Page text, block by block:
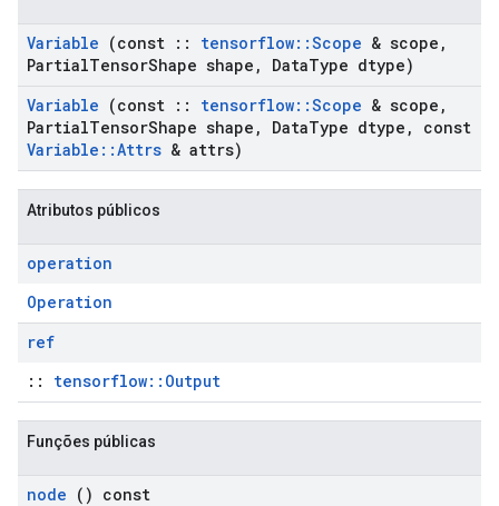
Variable (const :: tensorflow::Scope & scope ,
PartialTensorShape shape , DataType dtype)
Variable (const :: tensorflow::Scope & scope ,
PartialTensorShape shape , DataType dtype ,
const
Variable ::Attrs & attrs)
Atributos públicos
operation
Operation
ref
:: tensorflow::Output
Funções públicas
node () const